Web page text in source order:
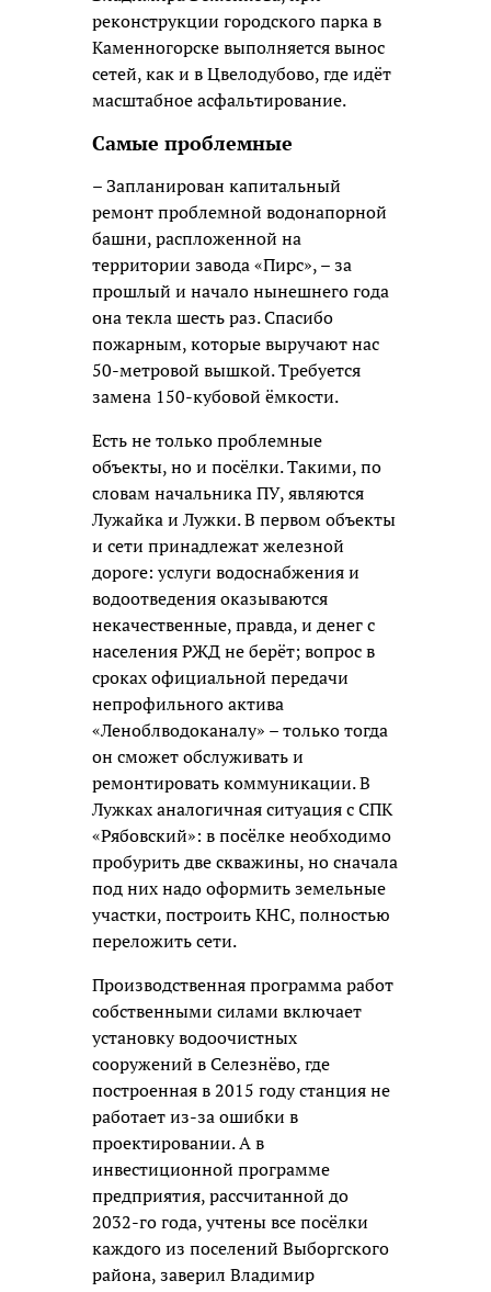
реконструкции городского парка в
Каменногорске выполняется вынос
сетей, как и в Цвелодубово, где идёт
масштабное асфальтирование.
Самые проблемные
– Запланирован капитальный
ремонт проблемной водонапорной
башни, распложенной на
территории завода «Пирс», – за
прошлый и начало нынешнего года
она текла шесть раз. Спасибо
пожарным, которые выручают нас
50-метровой вышкой. Требуется
замена 150-кубовой ёмкости.
Есть не только проблемные
объекты, но и посёлки. Такими, по
словам начальника ПУ, являются
Лужайка и Лужки. В первом объекты
и сети принадлежат железной
дороге: услуги водоснабжения и
водоотведения оказываются
некачественные, правда, и денег с
населения РЖД не берёт; вопрос в
сроках официальной передачи
непрофильного актива
«Леноблводоканалу» – только тогда
он сможет обслуживать и
ремонтировать коммуникации. В
Лужках аналогичная ситуация с СПК
«Рябовский»: в посёлке необходимо
пробурить две скважины, но сначала
под них надо оформить земельные
участки, построить КНС, полностью
переложить сети.
Производственная программа работ
собственными силами включает
установку водоочистных
сооружений в Селезнёво, где
построенная в 2015 году станция не
работает из-за ошибки в
проектировании. А в
инвестиционной программе
предприятия, рассчитанной до
2032-го года, учтены все посёлки
каждого из поселений Выборгского
района, заверил Владимир